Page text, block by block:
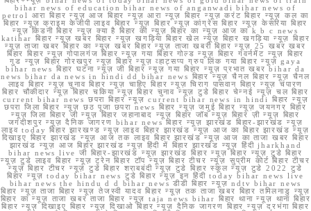
bihar news of education bihar news of anganwadi bihar news of
petrol आरा बिहार न्यूज़ आज बिहार न्यूज़ आरा न्यूज़ बिहार न्यूज़ करंट बिहार न्यूज़ कल का
बिहार न्यूज़ क्राइम केजीपी लाइव बिहार न्यूज़ बिहार न्यूज़ कांग्रेस बिहार न्यूज़ केसरिया बिहार
न्यूज़ किडनी बिहार न्यूज़ क्या है बिहार की न्यूज़ बिहार का न्यूज़ आज का k b c news
katihar बिहार न्यूज़ खबर बिहार न्यूज़ खगड़िया बिहार खेल न्यूज़ बिहार खगड़िया न्यूज़ बिहार
न्यूज़ ताजा खबर बिहार का न्यूज़ खबर बिहार न्यूज़ ताजा खबरी बिहार न्यूज़ 25 खबर खबर
बिहार बिहार न्यूज़ गोपालगंज बिहार न्यूज़ गया बिहार गोल्ड न्यूज़ बिहार गवर्नमेंट न्यूज़ बिहार
गुड न्यूज़ बिहार गोरखपुर न्यूज़ बिहार न्यूज़ व्हाट्सप्प ग्रुप लिंक गया बिहार न्यूज़ gaya
bihar news बिहार घटना न्यूज़ जी बिहार न्यूज़ गया बिहार न्यूज़ प्रभात खबर bihar da
news bihar da news in hindi dd bihar news बिहार न्यूज़ चैनल बिहार न्यूज़ चैनल
लाइव बिहार न्यूज़ चुनाव बिहार न्यूज़ चाहिए बिहार न्यूज़ चिराग पासवान बिहार न्यूज़ चंपारण
बिहार चौकीदार न्यूज़ बिहार चकिया न्यूज़ बिहार चुनाव न्यूज़ टुडे बिहार चेन्नई न्यूज़ चल बिहार
current bihar news छपरा बिहार न्यूज़ current bihar news in hindi बिहार न्यूज़
छपरा जिला बिहार न्यूज़ छठ पूजा छपरा news बिहार न्यूज़ जमुई बिहार न्यूज़ जयनगर बिहार
न्यूज़ जिला बिहार जी न्यूज़ बिहार जहानाबाद न्यूज़ बिहार जॉब न्यूज़ बिहार ज़ी न्यूज़ बिहार
जगदीशपुर न्यूज़ दैनिक जागरण bihar news बिहार न्यूज़ झारखंड बिहार-झारखंड न्यूज़
लाइव today बिहार झारखण्ड न्यूज़ लाइव बिहार झारखंड न्यूज़ आज का बिहार झारखंड न्यूज़
दिखाइए बिहार झारखंड न्यूज़ आज तक लाइव बिहार झारखंड न्यूज़ आज का ताजा खबर बिहार
झारखंड न्यूज़ आज बिहार झारखंड न्यूज़ हिंदी में बिहार झारखंड न्यूज़ हिंदी jharkhand
bihar news live जी बिहार-झारखंड न्यूज़ झारखंड बिहार न्यूज़ बिहार न्यूज़ टुडे बिहार
न्यूज़ टुडे लाइव बिहार न्यूज़ ट्रेन बिहार टॉप न्यूज़ बिहार टीचर न्यूज़ सुप्रीम कोर्ट बिहार टीचर
न्यूज़ बिहार टीचर न्यूज़ टुडे बिहार शराबबंदी न्यूज़ टुडे बिहार स्कूल न्यूज़ टुडे 2022 टुडे
बिहार न्यूज़ today bihar news टुडे बिहार न्यूज़ इन हिंदी today bihar news live
bihar news the hindu d d bihar news डीडी बिहार न्यूज़ ndtv bihar news
बिहार न्यूज़ ताजा बिहार न्यूज़ तेजस्वी यादव बिहार न्यूज़ तक ताजा खबर बिहार तमिलनाडु न्यूज़
बिहार का न्यूज़ ताजा खबर ताजा बिहार न्यूज़ taja news bihar बिहार थाना न्यूज़ थाना बिहार
बिहार न्यूज़ दिखाइए बिहार न्यूज़ दिखाओ बिहार न्यूज़ दैनिक जागरण बिहार न्यूज़ दरभंगा बिहार